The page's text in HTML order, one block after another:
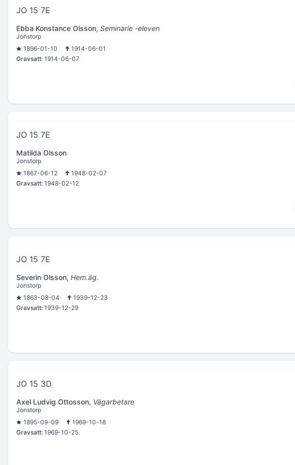
JO 15 7E
Ebba Konstance Olsson, Seminarie -eleven
Jonstorp
1896-01-10
1914-06-01
Gravsatt: 1914-06-07
JO 15 7E
Matilda Olsson
Jonstorp
1867-06-12
1948-02-07
Gravsatt: 1948-02-12
JO 15 7E
Severin Olsson, Hem.äg.
Jonstorp
1863-08-04
1939-12-23
Gravsatt: 1939-12-29
JO 15 3D
Axel Ludvig Ottosson, Vägarbetare
Jonstorp
1895-09-09
1969-10-18
Gravsatt: 1969-10-25